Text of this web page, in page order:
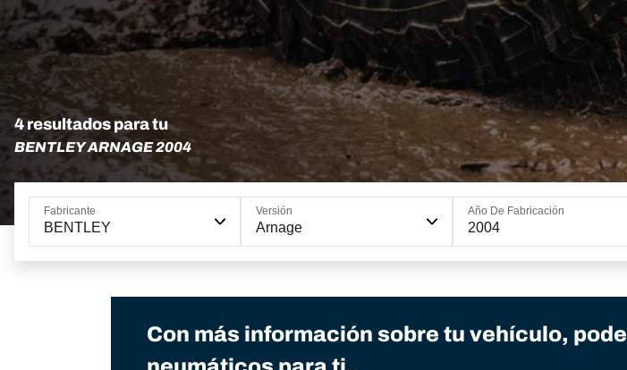
4 resultados para tu
BENTLEY ARNAGE 2004
Fabricante
BENTLEY
Versión
Arnage
Año De Fabricación
2004
Con más información sobre tu vehículo,